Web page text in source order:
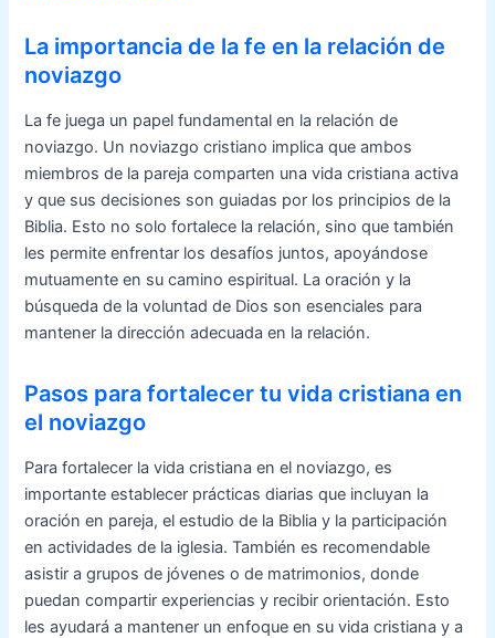
La importancia de la fe en la relación de
noviazgo
La fe juega un papel fundamental en la relación de
noviazgo. Un noviazgo cristiano implica que ambos
miembros de la pareja comparten una vida cristiana activa
y que sus decisiones son guiadas por los principios de la
Biblia. Esto no solo fortalece la relación, sino que también
les permite enfrentar los desafíos juntos, apoyándose
mutuamente en su camino espiritual. La oración y la
búsqueda de la voluntad de Dios son esenciales para
mantener la dirección adecuada en la relación.
Pasos para fortalecer tu vida cristiana en
el noviazgo
Para fortalecer la vida cristiana en el noviazgo, es
importante establecer prácticas diarias que incluyan la
oración en pareja, el estudio de la Biblia y la participación
en actividades de la iglesia. También es recomendable
asistir a grupos de jóvenes o de matrimonios, donde
puedan compartir experiencias y recibir orientación. Esto
les ayudará a mantener un enfoque en su vida cristiana y a